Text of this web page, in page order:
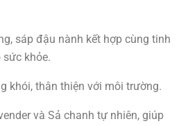
sáp đậu nành kết hợp cùng tinh
khỏe.
khói, thân thiện với môi trường.
và Sả chanh tự nhiên, giúp